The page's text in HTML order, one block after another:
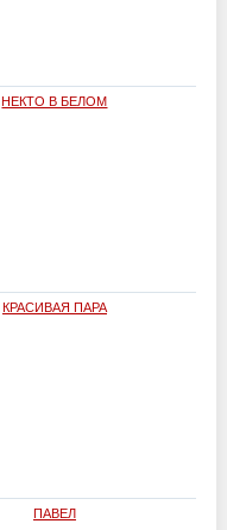
НЕКТО В БЕЛОМ
КРАСИВАЯ ПАРА
ПАВЕЛ